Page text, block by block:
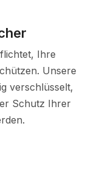
Ihre
Unsere
verschlüsselt,
Schutz Ihrer